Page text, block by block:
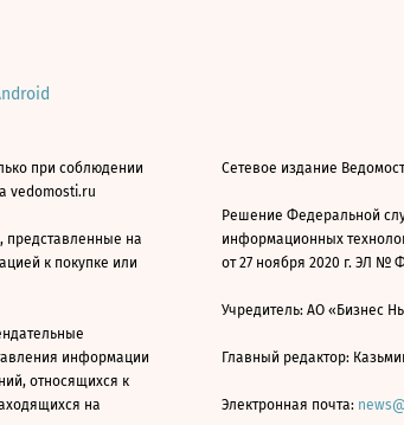
при соблюдении
vedomosti.ru
представленные на
к покупке или
информации
относящихся к
на
Сетевое издание
Решение Федеральной
информационных
от 27 ноября 2020 г. ЭЛ №
Учредитель: АО «Бизнес
Главный редактор:
Электронная почта: